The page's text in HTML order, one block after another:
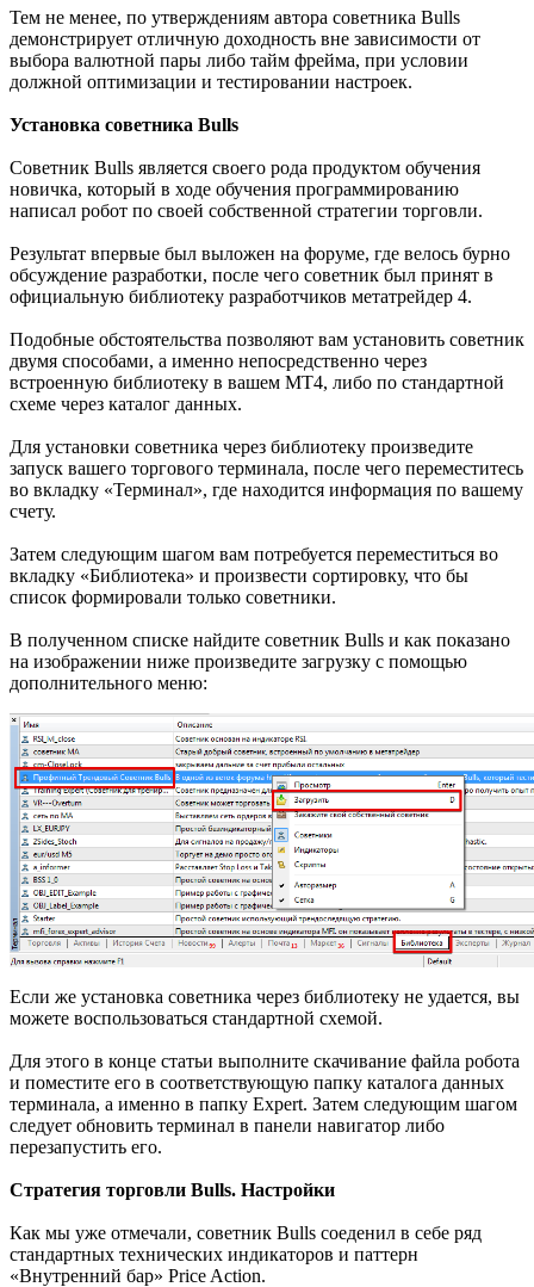
Тем не менее, по утверждениям автора советника Bulls
демонстрирует отличную доходность вне зависимости от
выбора валютной пары либо тайм фрейма, при условии
должной оптимизации и тестировании настроек.
Установка советника Bulls
Советник Bulls является своего рода продуктом обучения
новичка, который в ходе обучения программированию
написал робот по своей собственной стратегии торговли.
Результат впервые был выложен на форуме, где велось бурно
обсуждение разработки, после чего советник был принят в
официальную библиотеку разработчиков метатрейдер 4.
Подобные обстоятельства позволяют вам установить советник
двумя способами, а именно непосредственно через
встроенную библиотеку в вашем МТ4, либо по стандартной
схеме через каталог данных.
Для установки советника через библиотеку произведите
запуск вашего торгового терминала, после чего переместитесь
во вкладку «Терминал», где находится информация по вашему
счету.
Затем следующим шагом вам потребуется переместиться во
вкладку «Библиотека» и произвести сортировку, что бы
список формировали только советники.
В полученном списке найдите советник Bulls и как показано
на изображении ниже произведите загрузку с помощью
дополнительного меню:
Если же установка советника через библиотеку не удается, вы
можете воспользоваться стандартной схемой.
Для этого в конце статьи выполните скачивание файла робота
и поместите его в соответствующую папку каталога данных
терминала, а именно в папку Expert. Затем следующим шагом
следует обновить терминал в панели навигатор либо
перезапустить его.
Стратегия торговли Bulls. Настройки
Как мы уже отмечали, советник Bulls соеденил в себе ряд
стандартных технических индикаторов и паттерн
«Внутренний бар» Price Action.